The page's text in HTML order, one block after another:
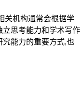
关机构通常会根据学
思考能力和学术写作
能力的重要方式,也